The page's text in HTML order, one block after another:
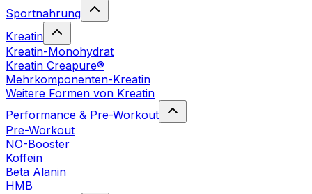
Sportnahrung
Kreatin
Kreatin-Monohydrat
Kreatin Creapure®
Mehrkomponenten-Kreatin
Weitere Formen von Kreatin
Performance & Pre-Workout
Pre-Workout
NO-Booster
Koffein
Beta Alanin
HMB